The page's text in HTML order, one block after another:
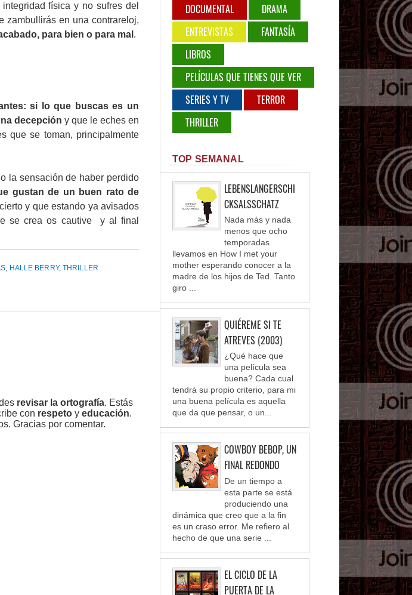
física y no sufres del
zambullirás en una contrareloj,
para bien o para mal .
si lo que buscas es un
decepción y que le eches en
que se toman, principalmente
la sensación de haber perdido
gustan de un buen rato de
y que estando ya avisados
se crea os cautive y al final
, HALLE BERRY,THRILLER
revisar la ortografía. Estás
con respeto y educación.
Gracias por comentar.
DOCUMENTAL
DRAMA
ENTREVISTAS
FANTASÍA
LIBROS
PELÍCULAS QUE TIENES QUE VER
SERIES Y TV
TERROR
THRILLER
TOP SEMANAL
LEBENSLANGERSCHI
CKSALSSCHATZ
Nada más y nada
menos que ocho
temporadas
llevamos en How I met your
mother esperando conocer a la
madre de los hijos de Ted. Tanto
giro ...
QUIÉREME SI TE
ATREVES (2003)
¿Qué hace que
una película sea
buena? Cada cual
tendrá su propio criterio, para mi
una buena película es aquella
que da que pensar, o un...
COWBOY BEBOP, UN
FINAL REDONDO
De un tiempo a
esta parte se está
produciendo una
dinámica que creo que a la fin
es un craso error. Me refiero al
hecho de que una serie ...
EL CICLO DE LA
PUERTA DE LA